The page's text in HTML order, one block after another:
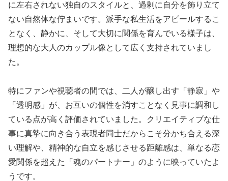
に左右されない独自のスタイルと、過剰に自分を飾り立て
ない自然体な佇まいです。派手な私生活をアピールするこ
となく、静かに、そして大切に関係を育んでいる様子は、
理想的な大人のカップル像として広く支持されていまし
た。
特にファンや視聴者の間では、二人が醸し出す「静寂」や
「透明感」が、お互いの個性を消すことなく見事に調和し
ている点が高く評価されていました。クリエイティブな仕
事に真摯に向き合う表現者同士だからこそ分かち合える深
い理解や、精神的な自立を感じさせる距離感は、単なる恋
愛関係を超えた「魂のパートナー」のように映っていたよ
うです。